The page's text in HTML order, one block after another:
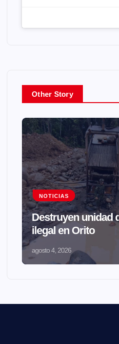
Other Story
NOTICIAS
Destruyen unidad
ilegal en Orito
agosto 4, 2026